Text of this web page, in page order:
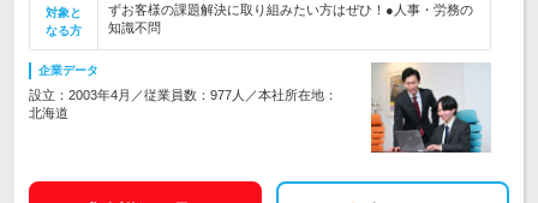
対象と
なる方
ずお客様の課題解決に取り組みたい方はぜひ！●人事・労務の
知識不問
企業データ
設立：2003年4月／従業員数：977人／本社所在地：
北海道